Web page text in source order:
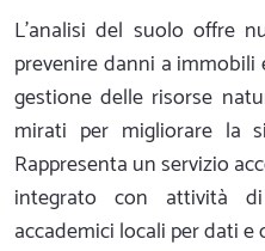
L'analisi del suolo offre
prevenire danni a
gestione delle risorse
mirati per migliorare la
Rappresenta un servizio
integrato con attività
accademici locali per dati